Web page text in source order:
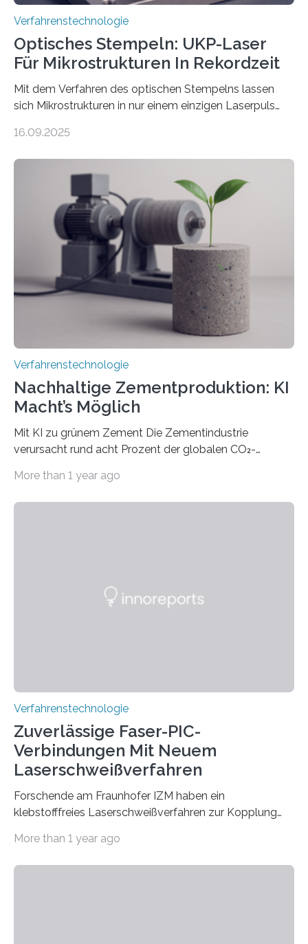
Verfahrenstechnologie
Optisches Stempeln: UKP-Laser
Für Mikrostrukturen In Rekordzeit
Mit dem Verfahren des optischen Stempelns lassen
sich Mikrostrukturen in nur einem einzigen Laserpuls
zeitaufwändiges Abscannen der Fläche. Am Fraunhofer
RWTH Aachen den Strahl eines Ultrakurzpulslasers
mithilfe eines Spatial Light Modulators (SLM) exakt in
das gewünschte Muster und bringen es direkt auf die
Werkstückoberfläche. Das beschleunigt die
Bearbeitung deutlich und eröffnet neue Möglichkeiten
für Branchen wie die stahl- und metallverarbeitende
Industrie oder die Glasverarbeitung. Erste Tests…
16.09.2025
Verfahrenstechnologie
Nachhaltige Zementproduktion: KI
Macht’s Möglich
Mit KI zu grünem Zement Die Zementindustrie
verursacht rund acht Prozent der globalen CO₂-
Flugverkehr. Forschende am Paul Scherrer Institut PSI
brennen, der Grundstoff für baufertigen Zement. Wenig
More than 1 year ago
Verfahrenstechnologie
Zuverlässige Faser-PIC-
Verbindungen Mit Neuem
Laserschweißverfahren
Forschende am Fraunhofer IZM haben ein
klebstofffreies Laserschweißverfahren zur Kopplung
optischen Glasfasern realisiert, welches auch in
More than 1 year ago